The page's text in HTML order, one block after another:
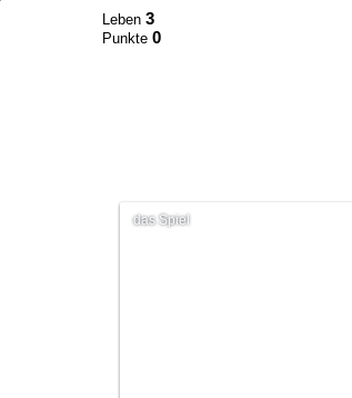
Leben 3
Punkte 0
das Spiel